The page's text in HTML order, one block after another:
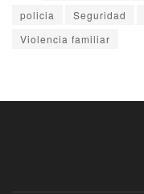
policia
Seguridad
Violencia familiar